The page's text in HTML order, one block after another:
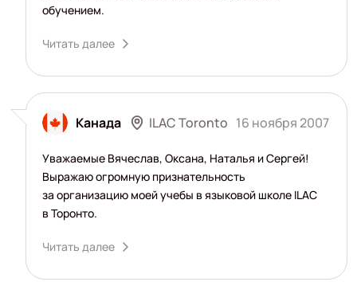
обучением.
Читать далее
Канада ILAC Toronto 16 ноября 2007
Уважаемые Вячеслав, Оксана, Наталья и Сергей!
Выражаю огромную признательность
за организацию моей учебы в языковой школе ILAC
в Торонто.
Читать далее